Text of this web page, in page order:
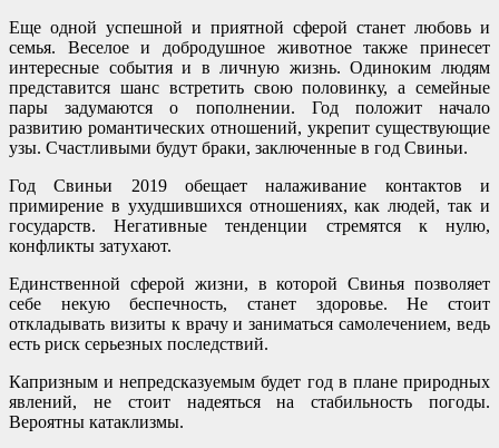
Еще одной успешной и приятной сферой станет любовь и
семья. Веселое и добродушное животное также принесет
интересные события и в личную жизнь. Одиноким людям
представится шанс встретить свою половинку, а семейные
пары задумаются о пополнении. Год положит начало
развитию романтических отношений, укрепит существующие
узы. Счастливыми будут браки, заключенные в год Свиньи.
Год Свиньи 2019 обещает налаживание контактов и
примирение в ухудшившихся отношениях, как людей, так и
государств. Негативные тенденции стремятся к нулю,
конфликты затухают.
Единственной сферой жизни, в которой Свинья позволяет
себе некую беспечность, станет здоровье. Не стоит
откладывать визиты к врачу и заниматься самолечением, ведь
есть риск серьезных последствий.
Капризным и непредсказуемым будет год в плане природных
явлений, не стоит надеяться на стабильность погоды.
Вероятны катаклизмы.